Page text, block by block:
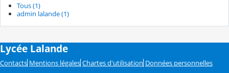
Tous (1)
admin lalande (1)
Lycée Lalande
Contacts Mentions légales Chartes d'utilisation Données personnelles